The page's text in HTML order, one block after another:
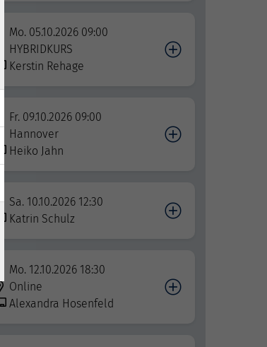
Mo. 05.10.2026 09:00
HYBRIDKURS
Kerstin Rehage
Fr. 09.10.2026 09:00
Hannover
Heiko Jahn
Sa. 10.10.2026 12:30
Katrin Schulz
Mo. 12.10.2026 18:30
Online
Alexandra Hosenfeld